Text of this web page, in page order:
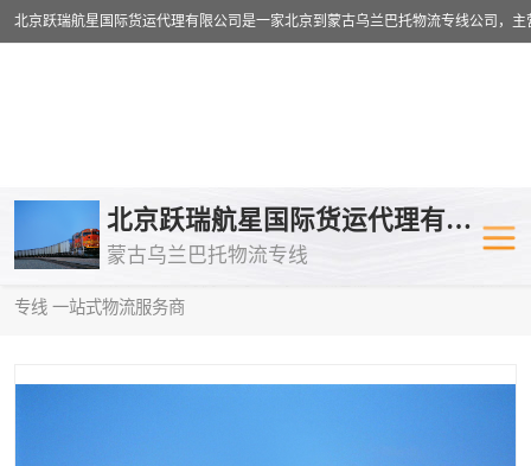
北京跃瑞航星国际货运代理有限公司
蒙古乌兰巴托物流专线
专线 一站式物流服务商
乌兰巴托物流专线 乌兰巴托铁
乌兰巴托公路运输
中欧班列
蒙古乌兰巴托双清包税 蒙古乌兰巴